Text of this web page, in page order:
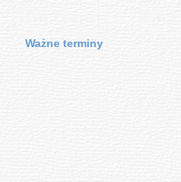
Ważne terminy